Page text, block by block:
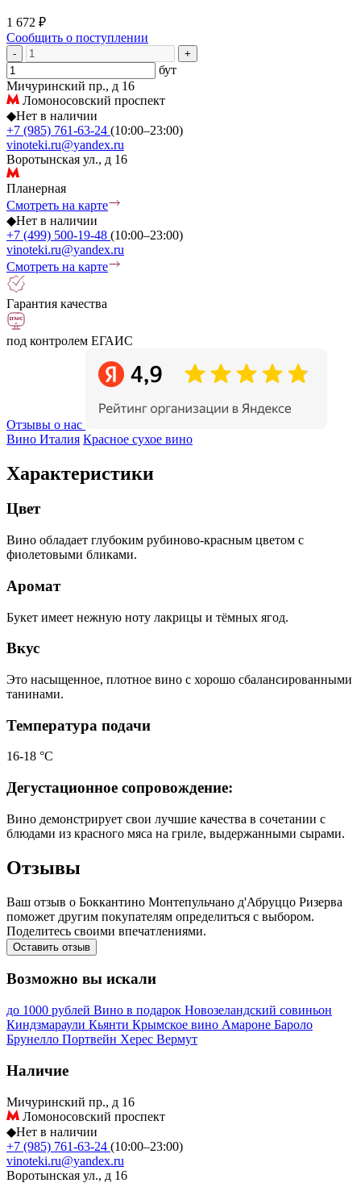
1 672 ₽
Сообщить о поступлении
- +
бут
Мичуринский пр., д 16
Ломоносовский проспект
◆Нет в наличии
+7 (985) 761-63-24 (10:00–23:00)
vinoteki.ru@yandex.ru
Воротынская ул., д 16
Планерная
Смотреть на карте
◆Нет в наличии
+7 (499) 500-19-48 (10:00–23:00)
vinoteki.ru@yandex.ru
Смотреть на карте
Гарантия качества
под контролем ЕГАИС
Отзывы о нас
Вино Италия Красное сухое вино
Характеристики
Цвет
Вино обладает глубоким рубиново-красным цветом с
фиолетовыми бликами.
Аромат
Букет имеет нежную ноту лакрицы и тёмных ягод.
Вкус
Это насыщенное, плотное вино с хорошо сбалансированными
танинами.
Температура подачи
16-18 °С
Дегустационное сопровождение:
Вино демонстрирует свои лучшие качества в сочетании с
блюдами из красного мяса на гриле, выдержанными сырами.
Отзывы
Ваш отзыв о Боккантино Монтепульчано д'Абруццо Ризерва
поможет другим покупателям определиться с выбором.
Поделитесь своими впечатлениями.
Оставить отзыв
Возможно вы искали
до 1000 рублей Вино в подарок Новозеландский совиньон
Киндзмараули Кьянти Крымское вино Амароне Бароло
Брунелло Портвейн Херес Вермут
Наличие
Мичуринский пр., д 16
Ломоносовский проспект
◆Нет в наличии
+7 (985) 761-63-24 (10:00–23:00)
vinoteki.ru@yandex.ru
Воротынская ул., д 16